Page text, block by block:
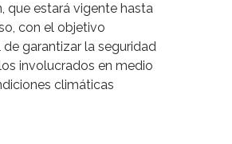
que estará vigente hasta
con el objetivo
garantizar la seguridad
involucrados en medio
climáticas